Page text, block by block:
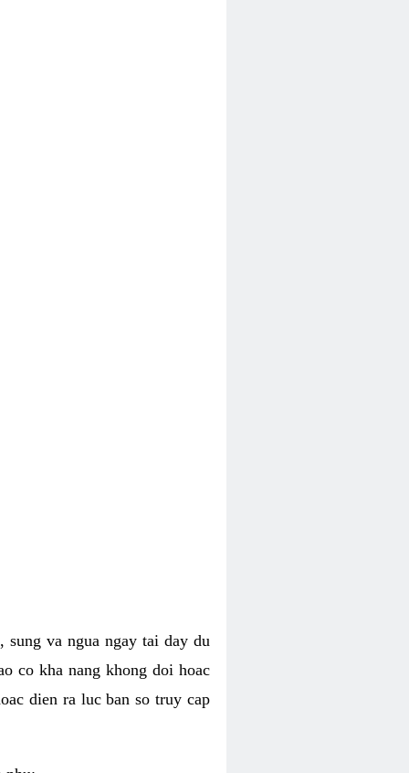
va ngua ngay tai day du
co kha nang khong doi hoac
dien ra luc ban so truy cap